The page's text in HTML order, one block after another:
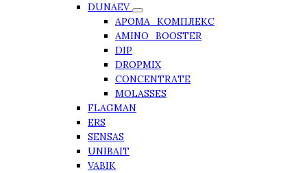
DUNAEV
АРОМА_КОМПЛЕКС
AMINO_BOOSTER
DIP
DROPMIX
CONCENTRATE
MOLASSES
FLAGMAN
ERS
SENSAS
UNIBAIT
VABIK